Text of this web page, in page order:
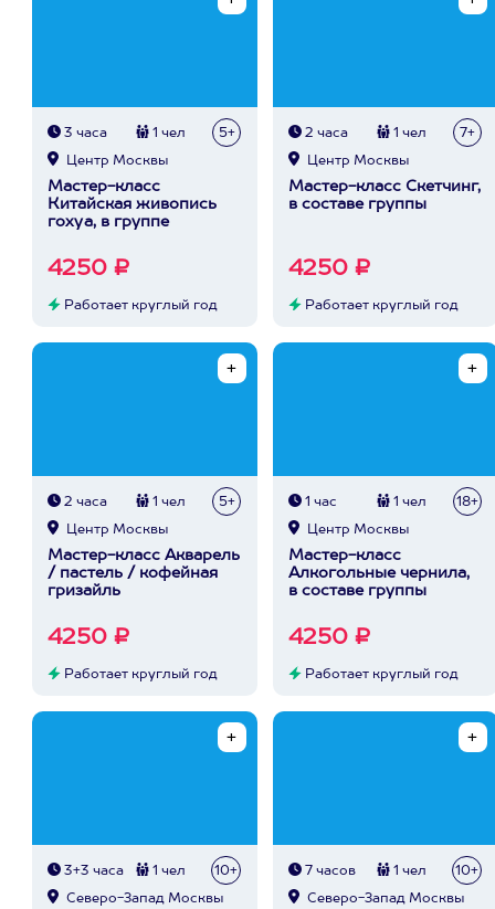
3 часа 1 чел 5+
Центр Москвы
Мастер-класс
Китайская живопись
гохуа, в группе
4250 ₽
Работает круглый год
2 часа 1 чел 7+
Центр Москвы
Мастер-класс Скетчинг,
в составе группы
4250 ₽
Работает круглый год
2 часа 1 чел 5+
Центр Москвы
Мастер-класс Акварель
/ пастель / кофейная
гризайль
4250 ₽
Работает круглый год
1 час 1 чел 18+
Центр Москвы
Мастер-класс
Алкогольные чернила,
в составе группы
4250 ₽
Работает круглый год
3+3 часа 1 чел 10+
Северо-Запад Москвы
7 часов 1 чел 10+
Северо-Запад Москвы